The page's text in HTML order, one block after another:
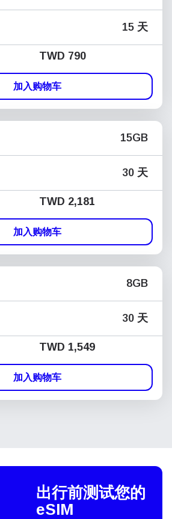
15 天
TWD 790
加入购物车
15GB
30 天
TWD 2,181
加入购物车
8GB
30 天
TWD 1,549
加入购物车
出行前测试您的
eSIM